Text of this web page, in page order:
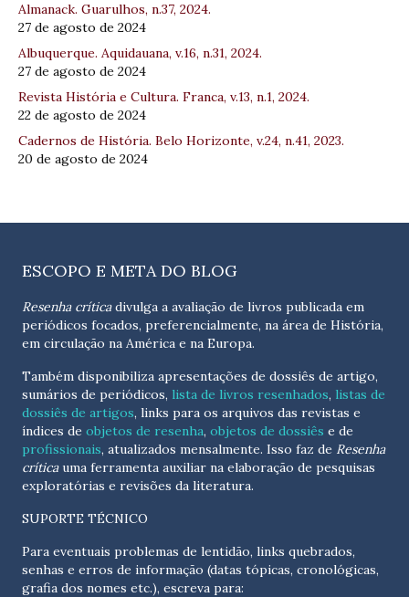
Almanack. Guarulhos, n.37, 2024.
27 de agosto de 2024
Albuquerque. Aquidauana, v.16, n.31, 2024.
27 de agosto de 2024
Revista História e Cultura. Franca, v.13, n.1, 2024.
22 de agosto de 2024
Cadernos de História. Belo Horizonte, v.24, n.41, 2023.
20 de agosto de 2024
ESCOPO E META DO BLOG
Resenha críticadivulga a avaliação de livros publicada em
periódicos focados, preferencialmente, na área de História,
em circulação na América e na Europa.
Também disponibiliza apresentações de dossiês de artigo,
sumários de periódicos, lista de livros resenhados, listas de
dossiês de artigos, links para os arquivos das revistas e
índices de objetos de resenha, objetos de dossiês e de
profissionais, atualizados mensalmente. Isso faz de Resenha
críticauma ferramenta auxiliar na elaboração de pesquisas
exploratórias e revisões da literatura.
SUPORTE TÉCNICO
Para eventuais problemas de lentidão, links quebrados,
senhas e erros de informação (datas tópicas, cronológicas,